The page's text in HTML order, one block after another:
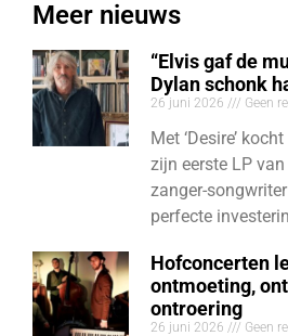
Meer nieuws
“Elvis gaf de
Dylan schonk
26 juni 2026 Geen
Met ‘Desire’
zijn eerste LP
zanger-
perfecte
Hofconcerten
ontmoeting,
ontroering
26 juni 2026 Geen